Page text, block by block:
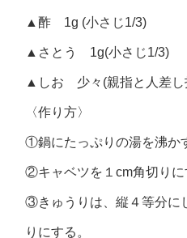
▲酢 1g (小さじ1/3)
▲さとう 1g(小さじ1/3)
▲しお 少々(親指と人差し
〈作り方〉
①鍋にたっぷりの湯を沸か
②キャベツを１cm角切りに
③きゅうりは、縦４等分に
りにする。